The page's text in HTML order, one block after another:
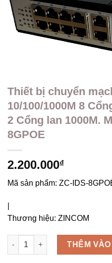
Thiết bị chuyển
10/100/1000M 8
2 Cổng lan 1000M.
8GPOE
2.200.000₫
Mã sản phẩm: ZC-IDS-
Thương hiệu: ZINCOM
Thiết bị chuyển mạch POE
THÊM